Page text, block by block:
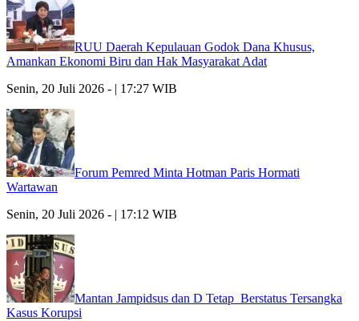
RUU Daerah Kepulauan Godok Dana Khusus,
Amankan Ekonomi Biru dan Hak Masyarakat Adat
Senin, 20 Juli 2026 - | 17:27 WIB
Forum Pemred Minta Hotman Paris Hormati
Wartawan
Senin, 20 Juli 2026 - | 17:12 WIB
Mantan Jampidsus dan D Tetap Berstatus Tersangka
Kasus Korupsi